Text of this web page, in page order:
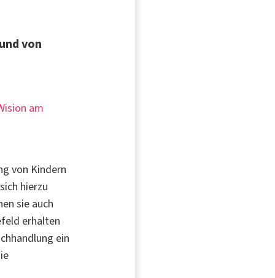
von
am
von Kindern
hierzu
sie auch
erhalten
ein